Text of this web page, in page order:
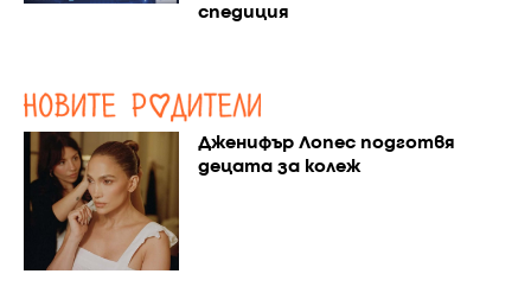
спедиция
Дженифър Лопес подготвя
децата за колеж